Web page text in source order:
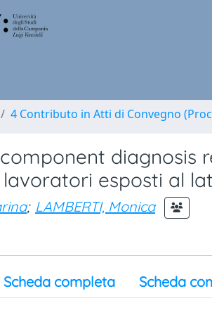
4 Contributo in Atti di Convegno
diagnosis
esposti al
; LAMBERTI, Monica
Scheda completa Scheda